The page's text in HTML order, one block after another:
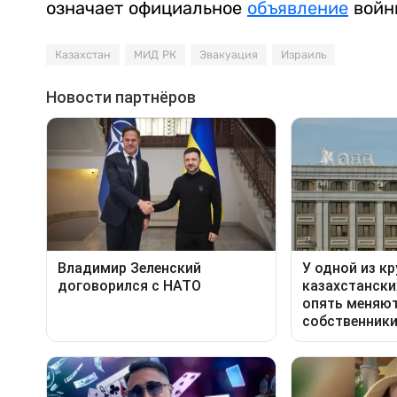
означает официальное объявление
Казахстан МИД РК Эвакуация Израиль